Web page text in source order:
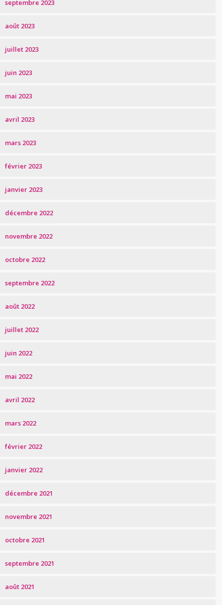
septembre 2023
août 2023
juillet 2023
juin 2023
mai 2023
avril 2023
mars 2023
février 2023
janvier 2023
décembre 2022
novembre 2022
octobre 2022
septembre 2022
août 2022
juillet 2022
juin 2022
mai 2022
avril 2022
mars 2022
février 2022
janvier 2022
décembre 2021
novembre 2021
octobre 2021
septembre 2021
août 2021